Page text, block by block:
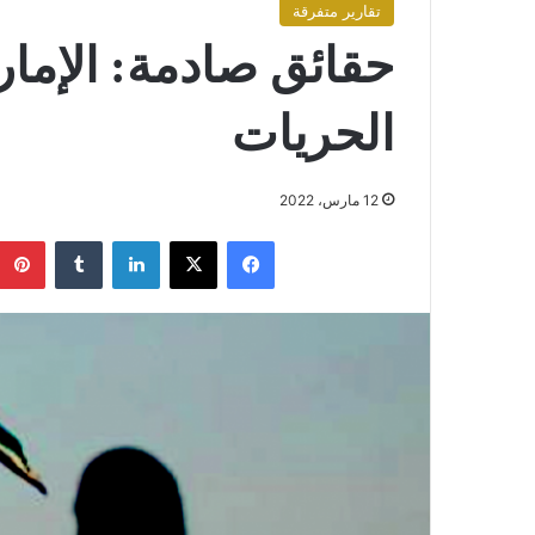
تقارير متفرقة
حقائق صادمة:
الحريات
12 مارس، 2022
فيسبوك X لينكدإن